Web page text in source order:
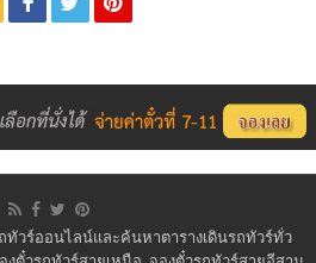
ทัวร์ออนไลน์และค้นหาตารางเดินรถทัวร์ทั่ว